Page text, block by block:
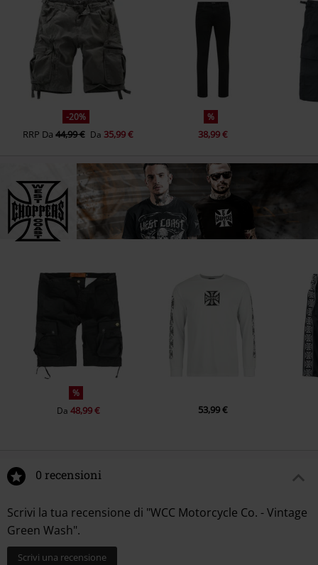
-20%
RRP Da44,99 € Da35,99 €
%
38,99 €
%
Da 48,99 € 53,99 €
0 recensioni
Scrivi la tua recensione di "WCC Motorcycle Co. - Vintage
Green Wash".
Scrivi una recensione